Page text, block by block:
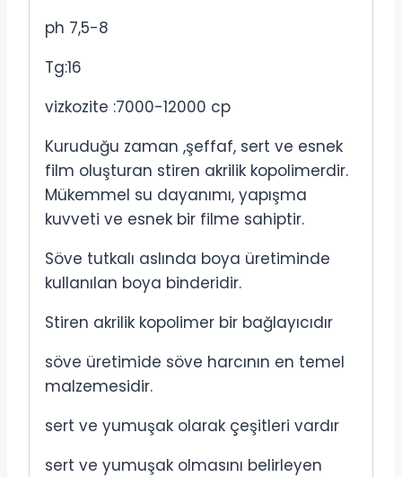
ph 7,5-8
Tg:16
vizkozite :7000-12000 cp
Kuruduğu zaman ,şeffaf, sert ve esnek
film oluşturan stiren akrilik kopolimerdir.
Mükemmel su dayanımı, yapışma
kuvveti ve esnek bir filme sahiptir.
Söve tutkalı aslında boya üretiminde
kullanılan boya binderidir.
Stiren akrilik kopolimer bir bağlayıcıdır
söve üretimide söve harcının en temel
malzemesidir.
sert ve yumuşak olarak çeşitleri vardır
sert ve yumuşak olmasını belirleyen